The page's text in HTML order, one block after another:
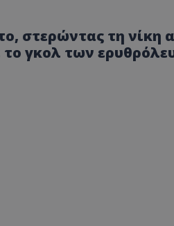
στερώντας τη νίκη
γκολ των